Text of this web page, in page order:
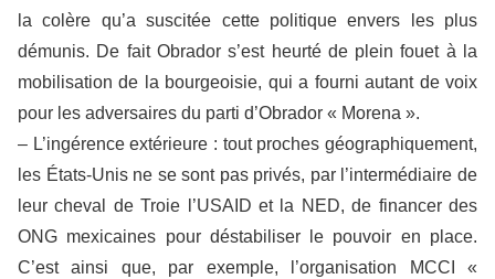
la colère qu’a suscitée cette politique envers les plus
démunis. De fait Obrador s’est heurté de plein fouet à la
mobilisation de la bourgeoisie, qui a fourni autant de voix
pour les adversaires du parti d’Obrador « Morena ».
– L’ingérence extérieure : tout proches géographiquement,
les États-Unis ne se sont pas privés, par l’intermédiaire de
leur cheval de Troie l’USAID et la NED, de financer des
ONG mexicaines pour déstabiliser le pouvoir en place.
C’est ainsi que, par exemple, l’organisation MCCI «